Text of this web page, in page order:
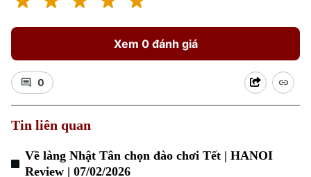
Xem 0 đánh giá
0
Tin liên quan
Về làng Nhật Tân chọn đào chơi Tết | HANOI
Review | 07/02/2026